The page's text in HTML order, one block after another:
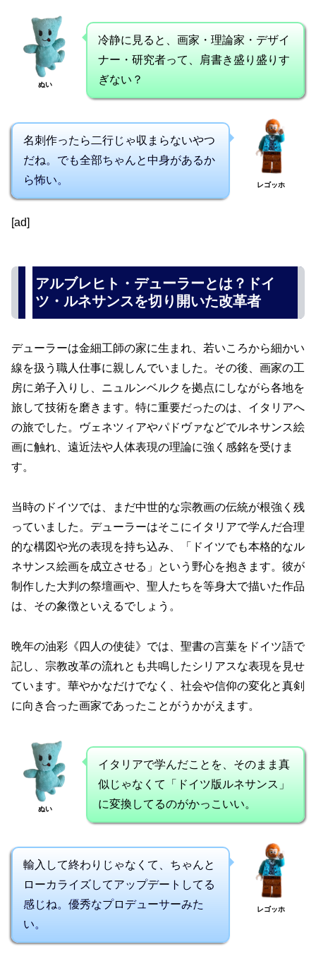
ぬい
冷静に見ると、画家・理論家・デザイ
ナー・研究者って、肩書き盛り盛りす
ぎない？
名刺作ったら二行じゃ収まらないやつ
だね。でも全部ちゃんと中身があるか
ら怖い。
レゴッホ
[ad]
アルブレヒト・デューラーとは？ドイ
ツ・ルネサンスを切り開いた改革者
デューラーは金細工師の家に生まれ、若いころから細かい
線を扱う職人仕事に親しんでいました。その後、画家の工
房に弟子入りし、ニュルンベルクを拠点にしながら各地を
旅して技術を磨きます。特に重要だったのは、イタリアへ
の旅でした。ヴェネツィアやパドヴァなどでルネサンス絵
画に触れ、遠近法や人体表現の理論に強く感銘を受けま
す。
当時のドイツでは、まだ中世的な宗教画の伝統が根強く残
っていました。デューラーはそこにイタリアで学んだ合理
的な構図や光の表現を持ち込み、「ドイツでも本格的なル
ネサンス絵画を成立させる」という野心を抱きます。彼が
制作した大判の祭壇画や、聖人たちを等身大で描いた作品
は、その象徴といえるでしょう。
晩年の油彩《四人の使徒》では、聖書の言葉をドイツ語で
記し、宗教改革の流れとも共鳴したシリアスな表現を見せ
ています。華やかなだけでなく、社会や信仰の変化と真剣
に向き合った画家であったことがうかがえます。
ぬい
イタリアで学んだことを、そのまま真
似じゃなくて「ドイツ版ルネサンス」
に変換してるのがかっこいい。
輸入して終わりじゃなくて、ちゃんと
ローカライズしてアップデートしてる
感じね。優秀なプロデューサーみた
い。
レゴッホ